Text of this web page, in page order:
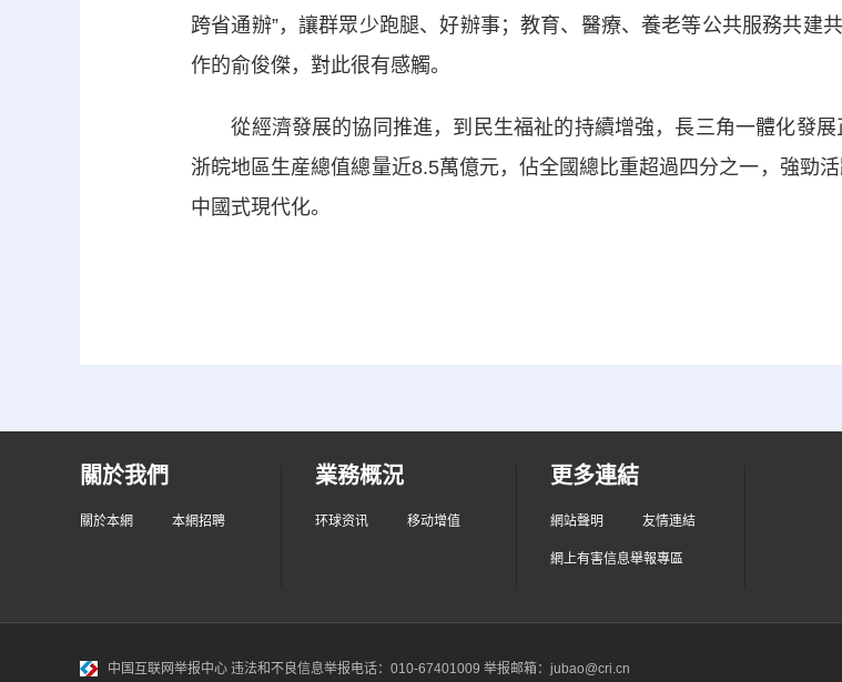
跨省通辦”，讓群眾少跑腿、好辦事；教育、醫療、養老等公共服務共建
作的俞俊傑，對此很有感觸。
從經濟發展的協同推進，到民生福祉的持續增強，長三角一體化發展
浙皖地區生産總值總量近8.5萬億元，佔全國總比重超過四分之一，強勁
中國式現代化。
關於我們
關於本網 本網招聘
業務概況
环球资讯 移动增值
更多連結
網站聲明 友情連結
網上有害信息舉報專區
中国互联网举报中心 违法和不良信息举报电话：010-67401009 举报邮箱：jubao@cri.cn